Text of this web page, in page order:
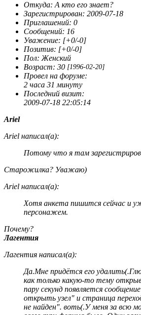
Откуда: А кто его знает?
Зарегистрирован: 2009-07-18
Приглашений: 0
Сообщений: 16
Уважение: [+0/-0]
Позитив: [+0/-0]
Пол: Женский
Возраст: 30 [1996-02-20]
Провел на форуме:
2 часа 31 минуту
Последний визит:
2009-07-18 22:05:14
Ariel
Ariel написал(а):
Потому что я там
Старожилка? Уважаю)
Ariel написал(а):
Хотя анкета пишится сейчас и
персонажем.
Почему?
Лагентия
Лагентия написал(а):
Да.Мне придётся его
как только какую-то тему
пару секунд появляется
открыть узел" и страница
не найден". воть(.У меня за всю